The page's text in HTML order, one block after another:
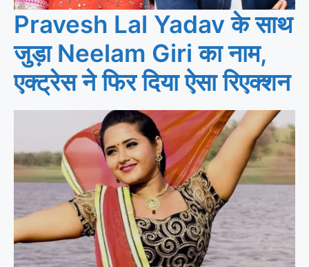
Pravesh Lal Yadav के साथ
जुड़ा Neelam Giri का नाम,
एक्ट्रेस ने फिर दिया ऐसा रिएक्शन